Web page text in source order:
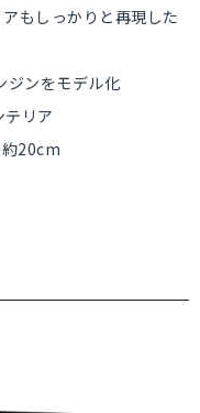
もしっかりと再現した
ジンをモデル化
リア
20cm